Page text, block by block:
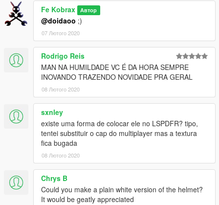
Fe Kobrax Автор
@doidaoo ;)
07 Лютого 2020
Rodrigo Reis
MAN NA HUMILDADE VC É DA HORA SEMPRE
INOVANDO TRAZENDO NOVIDADE PRA GERAL
08 Лютого 2020
sxnley
existe uma forma de colocar ele no LSPDFR? tipo,
tentei substituir o cap do multiplayer mas a textura
fica bugada
08 Лютого 2020
Chrys B
Could you make a plain white version of the helmet?
It would be geatly appreciated